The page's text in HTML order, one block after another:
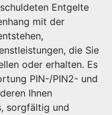
Entgelte
mit der
die Sie
oder erhalten. Es
PIN-/PIN2- und
Ihnen
sorgfältig und